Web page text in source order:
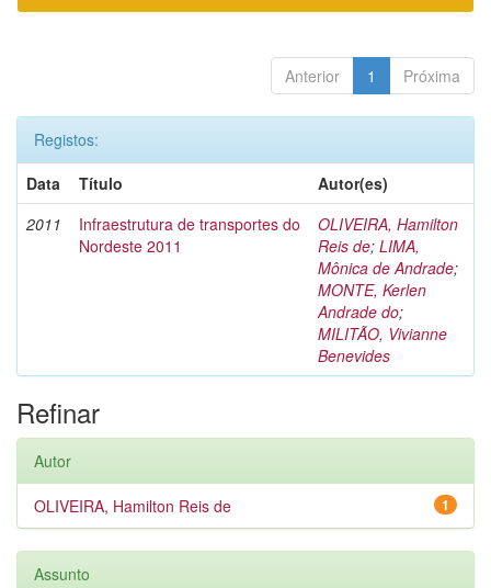
Anterior 1 Próxima
Registos:
Data
Título
Autor(es)
2011
Infraestrutura de transportes do
Nordeste 2011
OLIVEIRA, Hamilton
Reis de; LIMA,
Mônica de Andrade;
MONTE, Kerlen
Andrade do;
MILITÃO, Vivianne
Benevides
Refinar
Autor
1
OLIVEIRA, Hamilton Reis de
Assunto